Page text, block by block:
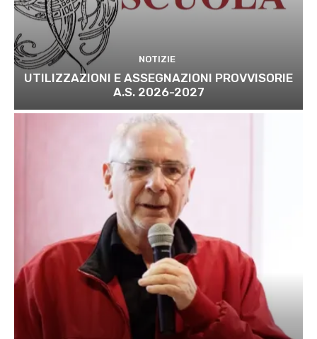
NOTIZIE
UTILIZZAZIONI E ASSEGNAZIONI PROVVISORIE
A.S. 2026-2027